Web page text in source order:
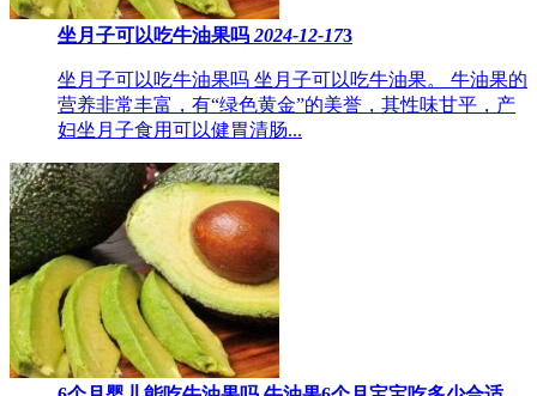
坐月子可以吃牛油果吗 2024-12-173
坐月子可以吃牛油果吗 坐月子可以吃牛油果。 牛油果的
营养非常丰富，有“绿色黄金”的美誉，其性味甘平，产
妇坐月子食用可以健胃清肠...